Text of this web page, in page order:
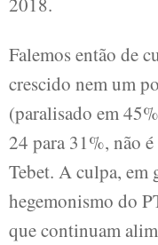
Falemos então de
crescido nem um
(paralisado em
24 para 31%, não
Tebet. A culpa, em
hegemonismo do
que continuam